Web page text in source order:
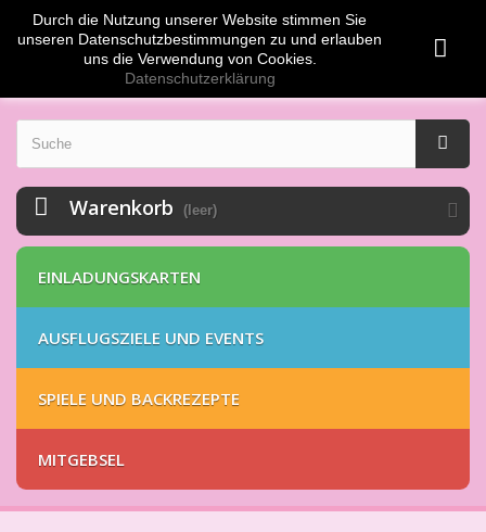
EUR
Warenkorb (leer)
EINLADUNGSKARTEN
AUSFLUGSZIELE UND EVENTS
SPIELE UND BACKREZEPTE
MITGEBSEL
Durch die Nutzung unserer Website stimmen Sie
unseren Datenschutzbestimmungen zu und erlauben
uns die Verwendung von Cookies.
Datenschutzerklärung